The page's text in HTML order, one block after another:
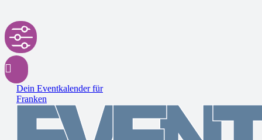
Dein Eventkalender für
Franken